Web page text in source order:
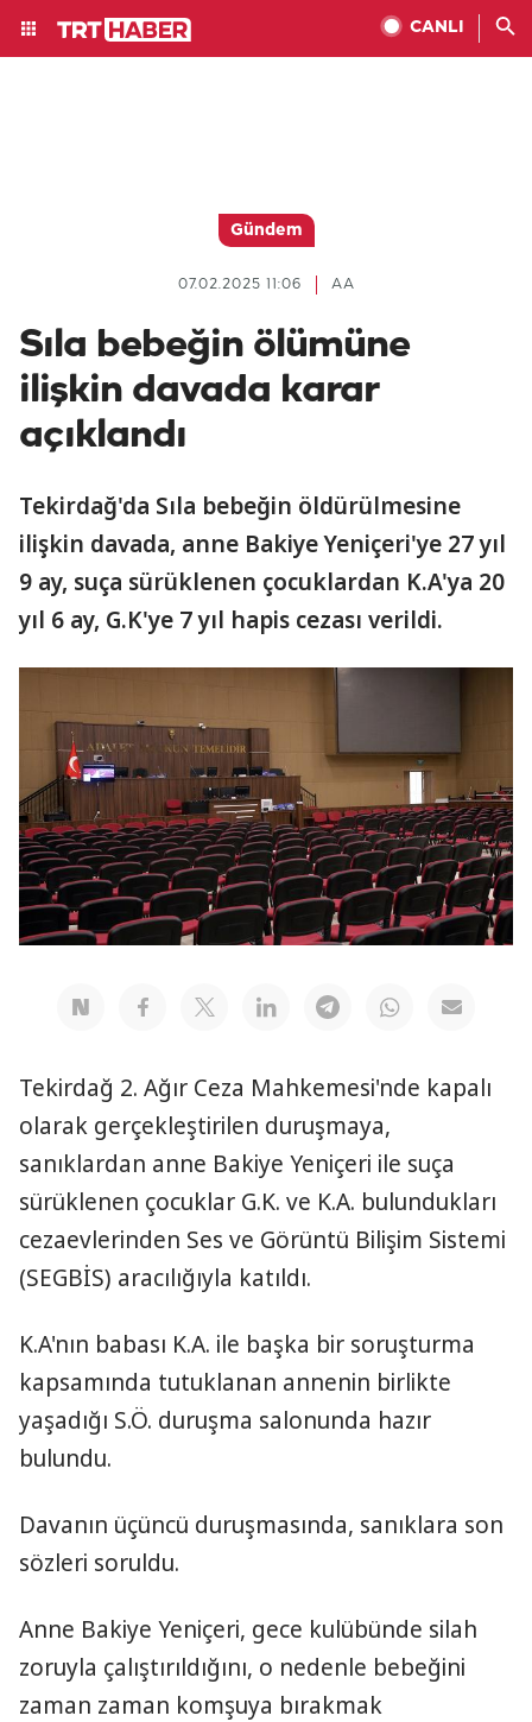
CANLI
Gündem
AA
07.02.2025 11:06
Sıla bebeğin ölümüne
ilişkin davada karar
açıklandı
Tekirdağ'da Sıla bebeğin öldürülmesine
ilişkin davada, anne Bakiye Yeniçeri'ye 27 yıl
9 ay, suça sürüklenen çocuklardan K.A'ya 20
yıl 6 ay, G.K'ye 7 yıl hapis cezası verildi.
Tekirdağ 2. Ağır Ceza Mahkemesi'nde kapalı
olarak gerçekleştirilen duruşmaya,
sanıklardan anne Bakiye Yeniçeri ile suça
sürüklenen çocuklar G.K. ve K.A. bulundukları
cezaevlerinden Ses ve Görüntü Bilişim Sistemi
(SEGBİS) aracılığıyla katıldı.
K.A'nın babası K.A. ile başka bir soruşturma
kapsamında tutuklanan annenin birlikte
yaşadığı S.Ö. duruşma salonunda hazır
bulundu.
Davanın üçüncü duruşmasında, sanıklara son
sözleri soruldu.
Anne Bakiye Yeniçeri, gece kulübünde silah
zoruyla çalıştırıldığını, o nedenle bebeğini
zaman zaman komşuya bırakmak